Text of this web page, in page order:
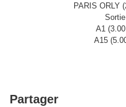
PARIS ORLY
A1
A15
Partager